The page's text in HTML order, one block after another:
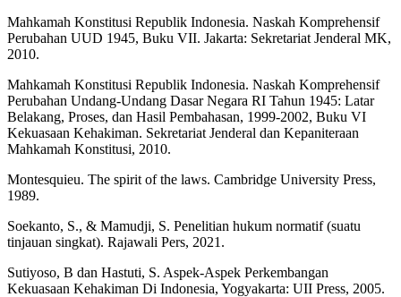
Mahkamah Konstitusi Republik Indonesia. Naskah Komprehensif
Perubahan UUD 1945, Buku VII. Jakarta: Sekretariat Jenderal MK,
2010.
Mahkamah Konstitusi Republik Indonesia. Naskah Komprehensif
Perubahan Undang-Undang Dasar Negara RI Tahun 1945: Latar
Belakang, Proses, dan Hasil Pembahasan, 1999-2002, Buku VI
Kekuasaan Kehakiman. Sekretariat Jenderal dan Kepaniteraan
Mahkamah Konstitusi, 2010.
Montesquieu. The spirit of the laws. Cambridge University Press,
1989.
Soekanto, S., & Mamudji, S. Penelitian hukum normatif (suatu
tinjauan singkat). Rajawali Pers, 2021.
Sutiyoso, B dan Hastuti, S. Aspek-Aspek Perkembangan
Kekuasaan Kehakiman Di Indonesia, Yogyakarta: UII Press, 2005.